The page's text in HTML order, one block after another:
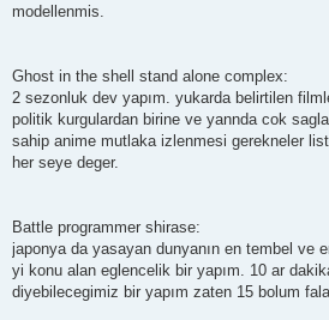
modellenmis.
Ghost in the shell stand alone complex:
2 sezonluk dev yapım. yukarda belirtilen
politik kurgulardan birine ve yannda cok
sahip anime mutlaka izlenmesi gerekneler
her seye deger.
Battle programmer shirase:
japonya da yasayan dunyanın en tembel ve
yi konu alan eglencelik bir yapım. 10 ar
diyebilecegimiz bir yapım zaten 15 bolum